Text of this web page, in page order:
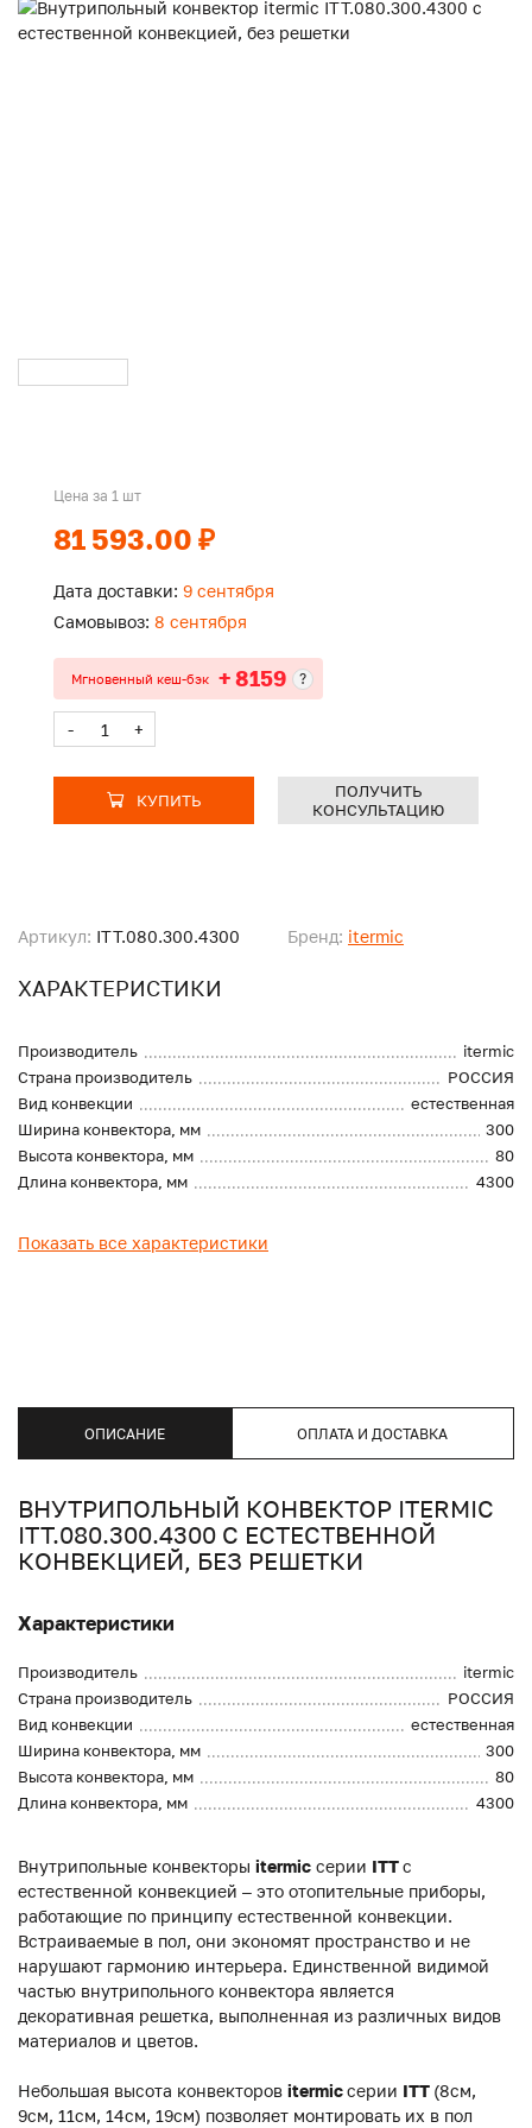
Артикул: ITT.080.300.4300 Бренд: itermic
ХАРАКТЕРИСТИКИ
Производитель
itermic
Страна производитель
РОССИЯ
Вид конвекции
естественная
Ширина конвектора, мм
300
Высота конвектора, мм
80
Длина конвектора, мм
4300
Показать все характеристики
Цена за 1 шт
81 593.00 ₽
Дата доставки: 9 сентября
Самовывоз: 8 сентября
Мгновенный кеш-бэк + 8159 ?
- +
КУПИТЬ
ПОЛУЧИТЬ
КОНСУЛЬТАЦИЮ
ОПИСАНИЕ ОПЛАТА И ДОСТАВКА
ВНУТРИПОЛЬНЫЙ КОНВЕКТОР ITERMIC
ITT.080.300.4300 С ЕСТЕСТВЕННОЙ
КОНВЕКЦИЕЙ, БЕЗ РЕШЕТКИ
Характеристики
Производитель
itermic
Страна производитель
РОССИЯ
Вид конвекции
естественная
Ширина конвектора, мм
300
Высота конвектора, мм
80
Длина конвектора, мм
4300
Внутрипольные конвекторы itermic серии ITTс
естественной конвекцией – это отопительные приборы,
работающие по принципу естественной конвекции.
Встраиваемые в пол, они экономят пространство и не
нарушают гармонию интерьера. Единственной видимой
частью внутрипольного конвектора является
декоративная решетка, выполненная из различных видов
материалов и цветов.
Небольшая высота конвекторов itermicсерии ITT (8см,
9см, 11см, 14см, 19см) позволяет монтировать их в пол